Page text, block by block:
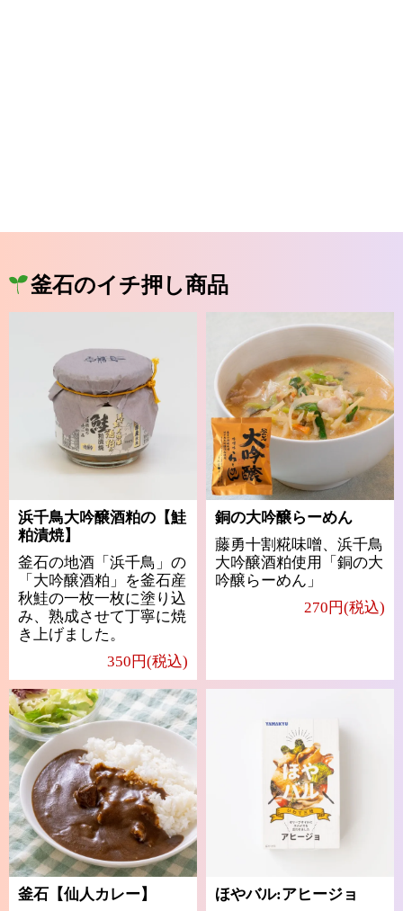
釜石のイチ押し商品
浜千鳥大吟醸酒粕の【鮭
粕漬焼】
釜石の地酒「浜千鳥」の
「大吟醸酒粕」を釜石産
秋鮭の一枚一枚に塗り込
み、熟成させて丁寧に焼
き上げました。
350円(税込)
銅の大吟醸らーめん
藤勇十割糀味噌、浜千鳥
大吟醸酒粕使用「銅の大
吟醸らーめん」
270円(税込)
釜石【仙人カレー】
ほやバル:アヒージョ